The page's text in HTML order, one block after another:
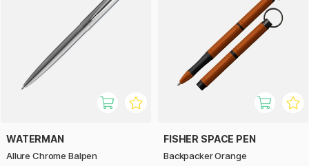
WATERMAN
Allure Chrome Balpen
FISHER SPACE PEN
Backpacker Orange